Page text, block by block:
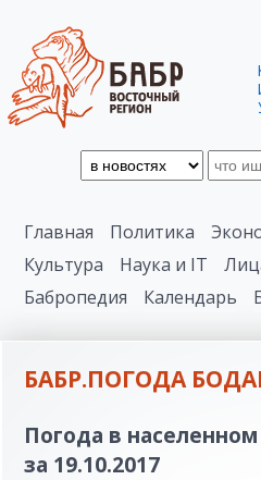
Главная Политика
Культура
Наука и IT
Бабропедия
Календарь
БАБР.ПОГОДА
Погода в
за 19.10.2017